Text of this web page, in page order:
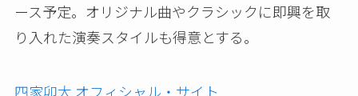
ース予定。オリジナル曲やクラシックに即興を取
り入れた演奏スタイルも得意とする。
四家卯大 オフィシャル・サイト